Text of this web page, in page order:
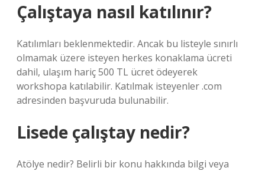
Çalıştaya nasıl katılınır?
Katılımları beklenmektedir. Ancak bu listeyle sınırlı
olmamak üzere isteyen herkes konaklama ücreti
dahil, ulaşım hariç 500 TL ücret ödeyerek
workshopa katılabilir. Katılmak isteyenler .com
adresinden başvuruda bulunabilir.
Lisede çalıştay nedir?
Atölye nedir? Belirli bir konu hakkında bilgi veya